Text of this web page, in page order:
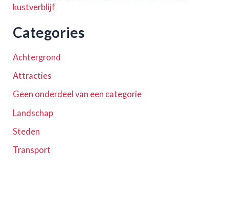
kustverblijf
Categories
Achtergrond
Attracties
Geen onderdeel van een categorie
Landschap
Steden
Transport